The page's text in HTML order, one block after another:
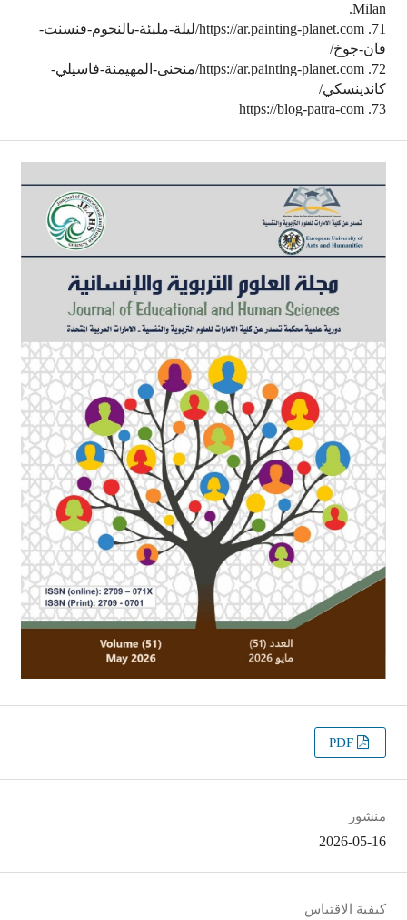
Milan.
71. https://ar.painting-planet.com/ليلة-مليئة-بالنجوم-فنسنت-
فان-جوخ/
72. https://ar.painting-planet.com/منحنى-المهيمنة-فاسيلي-
كاندينسكي/
73. https://blog-patra-com
PDF
منشور
2026-05-16
كيفية الاقتباس